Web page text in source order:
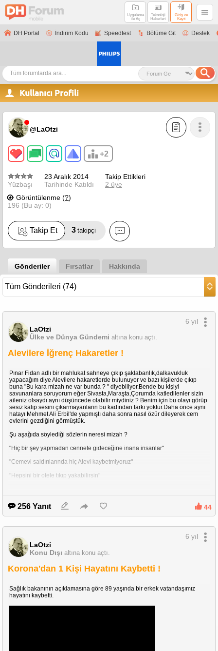
Uygulama
ile Aç
Teknoloji
Haberleri
Giriş ve
Kayıt
DH Portal İndirim Kodu Speedtest Bölüme Git Destek
Kullanıcı Profili
@LaOtzi
+2
Yüzbaşı
23 Aralık 2014
Tarihinde Katıldı
Takip Ettikleri
2 üye
Görüntülenme (?)
196 (Bu ay: 0)
Takip Et 3 takipçi
Gönderiler Fırsatlar Hakkında
LaOtzi
Ülke ve Dünya Gündemi altına konu açtı.
6 yıl
Alevilere İğrenç Hakaretler !
Pınar Fidan adlı bir mahlukat sahneye çıkıp şaklabanlık,dalkavukluk
yapacağım diye Alevilere hakaretlerde bulunuyor ve bazı kişilerde çıkıp
buna "Bu kara mizah ne var bunda ? " diyebiliyor.Bende bu kişiyi
savunanlara soruyorum eğer Sivasta,Maraşta,Çorumda katledilenler sizin
aileniz olsaydı aynı düşüncede olabilir miydiniz ? Benim için bu olayı görüp
sesiz kalıp sesini çıkarmayanların bu kadından farkı yoktur.Daha önce aynı
hatayı Mehmet Ali Erbil'de yapmıştı daha sonra nasıl özür dileyerek cem
evlerini gezdiğini görmüştük.
Şu aşağıda söylediği sözlerin neresi mizah ?
"Hiç bir şey yapmadan cennete gideceğine inana insanlar"
"Cemevi saldırılarında hiç Alevi kaybetmiyoruz"
"Hepsini bir otele tıkıp yakabilirsin"
Birde çıkıp linç yememek için bende Aleviyim diyerek açıklama
yapıyor.Mesele Alevi olup yada olmamak değil mesele insan
olabilmektir.Böyle bir durumun ne mizahı olur nede şakası olur.
256 Yanıt 44
LaOtzi
Konu Dışı altına konu açtı.
6 yıl
Korona'dan 1 Kişi Hayatını Kaybetti !
Sağlık bakanının açıklamasına göre 89 yaşında bir erkek vatandaşımız
hayatını kaybetti.